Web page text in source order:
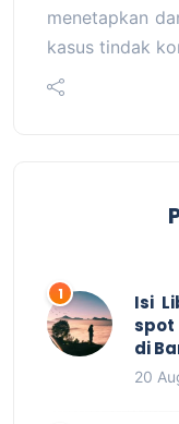
menetapkan
kasus tindak
Isi
spot
di
20